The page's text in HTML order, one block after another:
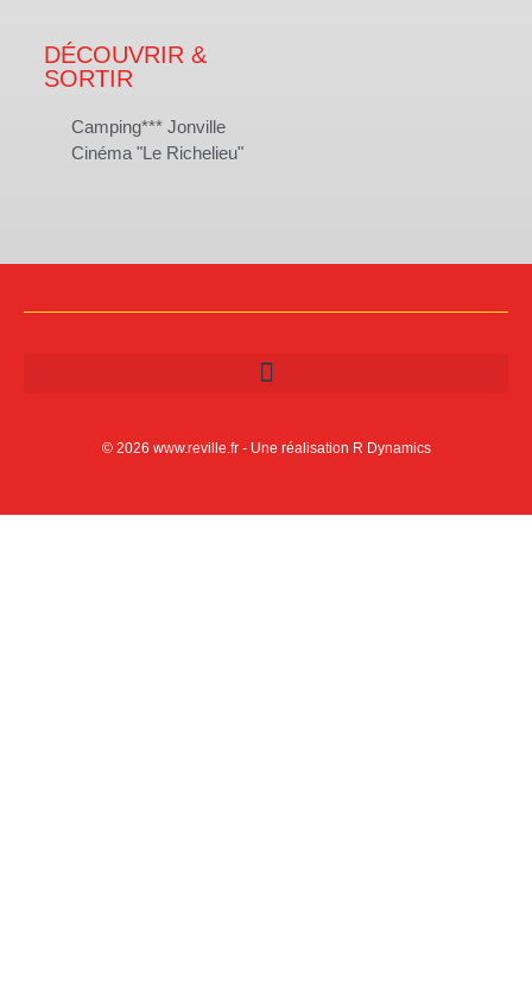
DÉCOUVRIR &
SORTIR
Camping*** Jonville
Cinéma "Le Richelieu"
© 2026 www.reville.fr - Une réalisation R Dynamics